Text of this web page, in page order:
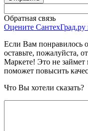
Обратная связь
Оцените
Если Вам понравилось
оставьте, пожалуйста,
Маркете! Это не
поможет повысить
Что Вы хотели сказать?